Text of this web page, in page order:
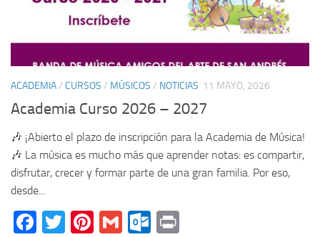
ACADEMIA/ CURSOS / MÚSICOS / NOTICIAS 11 MAYO, 2026
Academia Curso 2026 – 2027
🎶 ¡Abierto el plazo de inscripción para la Academia de Música!
🎶 La música es mucho más que aprender notas: es compartir,
disfrutar, crecer y formar parte de una gran familia. Por eso,
desde...
Facebook
Twitter
Pinterest
GmailOutlook.com